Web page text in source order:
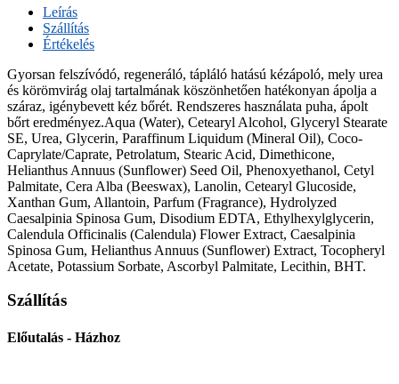
Leírás
Szállítás
Értékelés
Gyorsan felszívódó, regeneráló, tápláló hatású kézápoló, mely urea
és körömvirág olaj tartalmának köszönhetően hatékonyan ápolja a
száraz, igénybevett kéz bőrét. Rendszeres használata puha, ápolt
bőrt eredményez.Aqua (Water), Cetearyl Alcohol, Glyceryl Stearate
SE, Urea, Glycerin, Paraffinum Liquidum (Mineral Oil), Coco-
Caprylate/Caprate, Petrolatum, Stearic Acid, Dimethicone,
Helianthus Annuus (Sunflower) Seed Oil, Phenoxyethanol, Cetyl
Palmitate, Cera Alba (Beeswax), Lanolin, Cetearyl Glucoside,
Xanthan Gum, Allantoin, Parfum (Fragrance), Hydrolyzed
Caesalpinia Spinosa Gum, Disodium EDTA, Ethylhexylglycerin,
Calendula Officinalis (Calendula) Flower Extract, Caesalpinia
Spinosa Gum, Helianthus Annuus (Sunflower) Extract, Tocopheryl
Acetate, Potassium Sorbate, Ascorbyl Palmitate, Lecithin, BHT.
Szállítás
Előutalás - Házhoz